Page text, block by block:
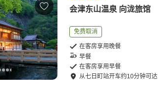
会津东山温泉 向泷旅馆
免费取消
在客房享用晚餐
早餐
在客房享用早餐
从七日町站开车约10分钟可达